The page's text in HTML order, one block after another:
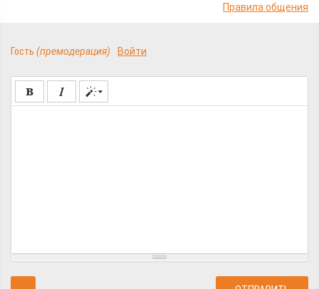
Правила общения
Гость (премодерация) Войти